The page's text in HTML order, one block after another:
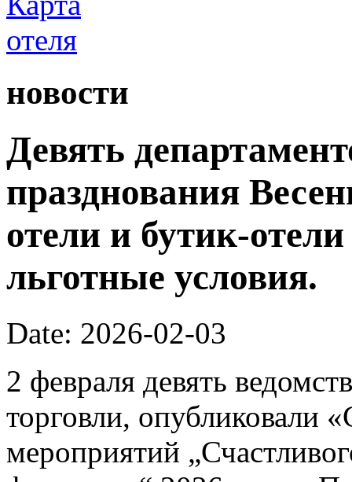
новости
Девять
празднования
отели и бутик-
льготные условия.
Date: 2026-02-03
2 февраля девять
торговли, опубликовали
мероприятий